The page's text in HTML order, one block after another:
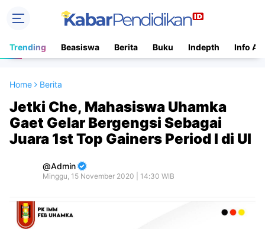
Trending Beasiswa Berita Buku Indepth Info
Home Berita
Jetki Che, Mahasiswa Uhamka
Gaet Gelar Bergengsi Sebagai
Juara 1st Top Gainers Period I di UI
Admin
Minggu, 15 November 2020 | 14:30 WIB